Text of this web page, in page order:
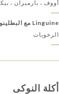
أووف ، بارميزان ،
Linguine مع البطلينوس
الرخويات
أكلة النوكى